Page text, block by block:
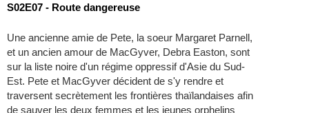
S02E07 - Route dangereuse
Une ancienne amie de Pete, la soeur Margaret Parnell,
et un ancien amour de MacGyver, Debra Easton, sont
sur la liste noire d'un régime oppressif d'Asie du Sud-
Est. Pete et MacGyver décident de s'y rendre et
traversent secrètement les frontières thaïlandaises afin
de sauver les deux femmes et les jeunes orphelins